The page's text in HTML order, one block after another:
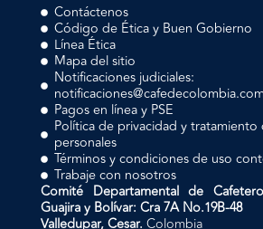
Contáctenos
Código de Ética y Buen Gobierno
Línea Ética
Mapa del sitio
Notificaciones judiciales:
notificaciones@cafedecolombia.com
Pagos en línea y PSE
Política de privacidad y
personales
Términos y condiciones de uso
Trabaje con nosotros
Comité Departamental de
Guajira y Bolívar: Cra 7A No.19B-48
Valledupar, Cesar. Colombia